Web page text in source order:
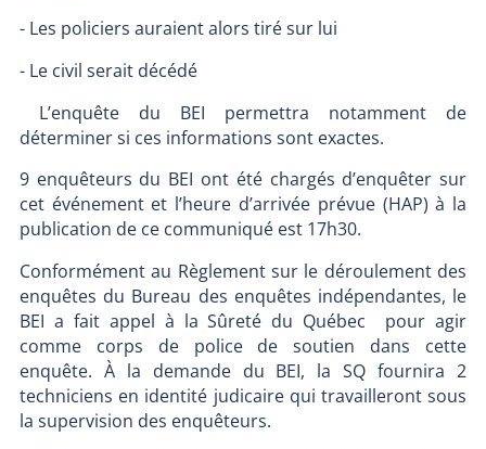
- Les policiers auraient alors tiré sur lui
- Le civil serait décédé
L’enquête du BEI permettra notamment de
déterminer si ces informations sont exactes.
9 enquêteurs du BEI ont été chargés d’enquêter sur
cet événement et l’heure d’arrivée prévue (HAP) à la
publication de ce communiqué est 17h30.
Conformément au Règlement sur le déroulement des
enquêtes du Bureau des enquêtes indépendantes, le
BEI a fait appel à la Sûreté du Québec pour agir
comme corps de police de soutien dans cette
enquête. À la demande du BEI, la SQ fournira 2
techniciens en identité judicaire qui travailleront sous
la supervision des enquêteurs.